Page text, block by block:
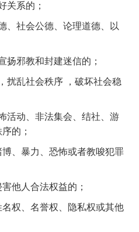
关系的；
、社会公德、论理道德、以
扬邪教和封建迷信的；
扰乱社会秩序 ，破坏社会稳
活动、非法集会、结社、游
的；
博、暴力、恐怖或者教唆犯罪
他人合法权益的；
名权、名誉权、隐私权或其他